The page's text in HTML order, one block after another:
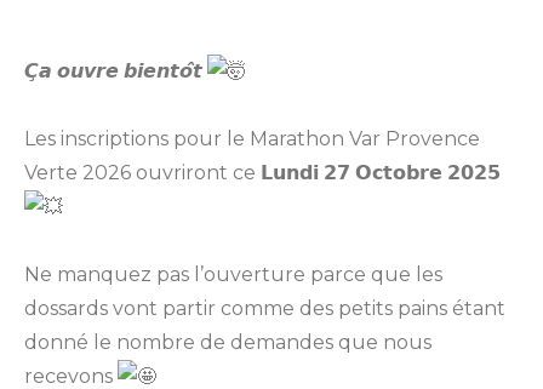
𝘾̧𝙖 𝙤𝙪𝙫𝙧𝙚 𝙗𝙞𝙚𝙣𝙩𝙤̂𝙩
Les inscriptions pour le Marathon Var Provence
Verte 2026 ouvriront ce 𝗟𝘂𝗻𝗱𝗶 𝟮𝟳 𝗢𝗰𝘁𝗼𝗯𝗿𝗲 𝟮𝟬𝟮𝟱
Ne manquez pas l’ouverture parce que les
dossards vont partir comme des petits pains étant
donné le nombre de demandes que nous
recevons